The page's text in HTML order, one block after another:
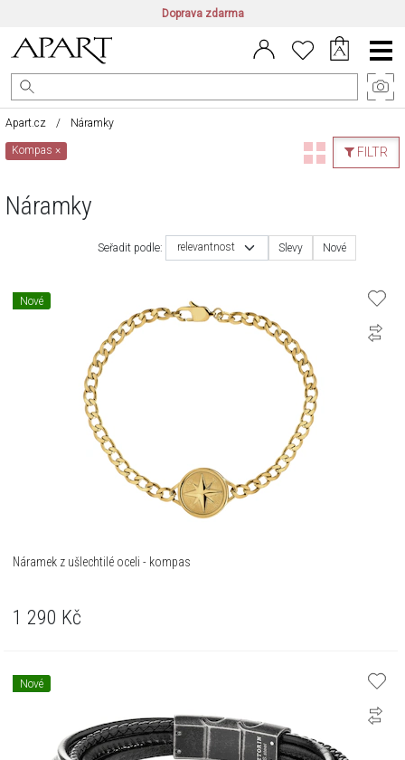
Doprava zdarma
CZ/CZK | EN/EUR PL/PLN
Main
Menu
Apart.cz Náramky
FILTR
Kompas×
Náramky
Seřadit podle: relevantnost Slevy Nové
Nové
Náramek z ušlechtilé oceli - kompas
1 290 Kč
Nové